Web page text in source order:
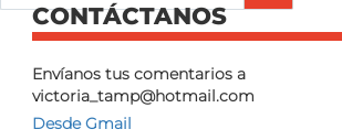
CONTÁCTANOS
Envíanos tus comentarios a
victoria_tamp@hotmail.com
Desde Gmail